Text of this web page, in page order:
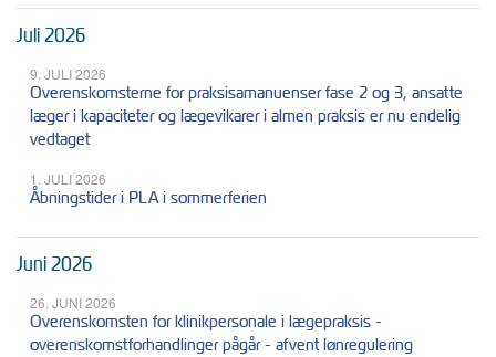
Juli 2026
9. JULI 2026
Overenskomsterne for praksisamanuenser fase 2 og 3, ansatte
læger i kapaciteter og lægevikarer i almen praksis er nu endelig
vedtaget
1. JULI 2026
Åbningstider i PLA i sommerferien
Juni 2026
26. JUNI 2026
Overenskomsten for klinikpersonale i lægepraksis -
overenskomstforhandlinger pågår - afvent lønregulering